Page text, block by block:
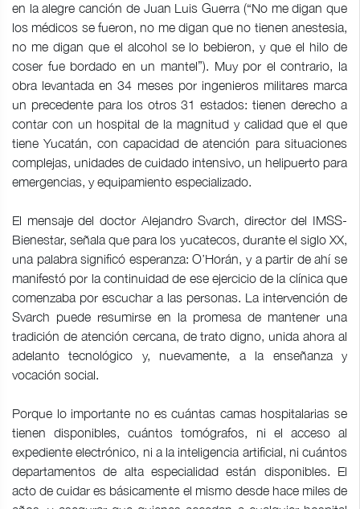
en la alegre canción de Juan Luis Guerra (“No me digan que
los médicos se fueron, no me digan que no tienen anestesia,
no me digan que el alcohol se lo bebieron, y que el hilo de
coser fue bordado en un mantel”). Muy por el contrario, la
obra levantada en 34 meses por ingenieros militares marca
un precedente para los otros 31 estados: tienen derecho a
contar con un hospital de la magnitud y calidad que el que
tiene Yucatán, con capacidad de atención para situaciones
complejas, unidades de cuidado intensivo, un helipuerto para
emergencias, y equipamiento especializado.
El mensaje del doctor Alejandro Svarch, director del IMSS-
Bienestar, señala que para los yucatecos, durante el siglo XX,
una palabra significó esperanza: O’Horán, y a partir de ahí se
manifestó por la continuidad de ese ejercicio de la clínica que
comenzaba por escuchar a las personas. La intervención de
Svarch puede resumirse en la promesa de mantener una
tradición de atención cercana, de trato digno, unida ahora al
adelanto tecnológico y, nuevamente, a la enseñanza y
vocación social.
Porque lo importante no es cuántas camas hospitalarias se
tienen disponibles, cuántos tomógrafos, ni el acceso al
expediente electrónico, ni a la inteligencia artificial, ni cuántos
departamentos de alta especialidad están disponibles. El
acto de cuidar es básicamente el mismo desde hace miles de